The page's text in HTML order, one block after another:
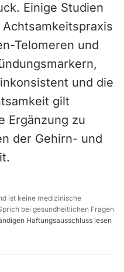
Einige Studien
Telomeren und
und die
gilt
Ergänzung zu
der Gehirn- und
ist keine medizinische
bei gesundheitlichen Fragen
Haftungsausschluss lesen